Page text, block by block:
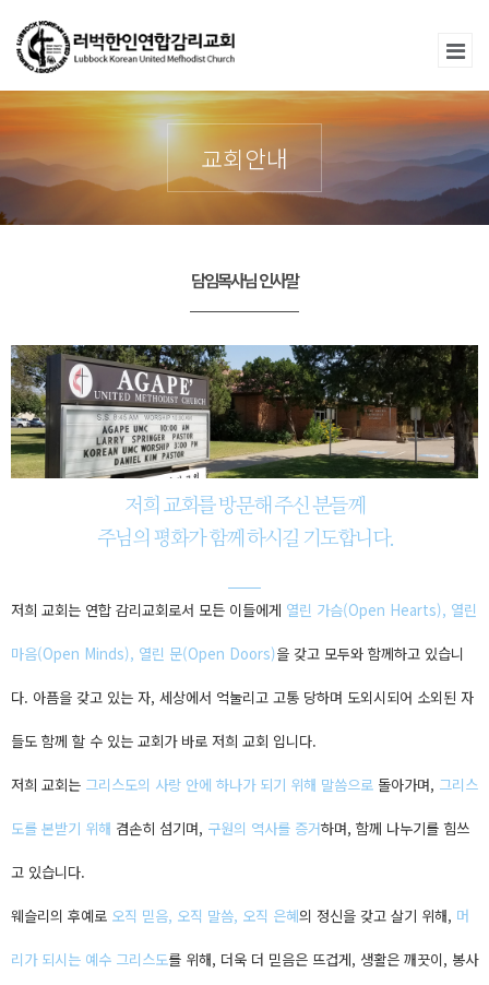
교회안내
담임목사님 인사말
저희 교회를 방문해 주신 분들께
주님의 평화가 함께 하시길 기도합니다.
저희 교회는 연합 감리교회로서 모든 이들에게 열린 가슴(Open Hearts), 열린
마음(Open Minds), 열린 문(Open Doors)을 갖고 모두와 함께하고 있습니
다. 아픔을 갖고 있는 자, 세상에서 억눌리고 고통 당하며 도외시되어 소외된 자
들도 함께 할 수 있는 교회가 바로 저희 교회 입니다.
저희 교회는 그리스도의 사랑 안에 하나가 되기 위해 말씀으로 돌아가며, 그리스
도를 본받기 위해 겸손히 섬기며, 구원의 역사를 증거하며, 함께 나누기를 힘쓰
고 있습니다.
웨슬리의 후예로 오직 믿음, 오직 말씀, 오직 은혜의 정신을 갖고 살기 위해, 머
리가 되시는 예수 그리스도를 위해, 더욱 더 믿음은 뜨겁게, 생활은 깨끗이, 봉사